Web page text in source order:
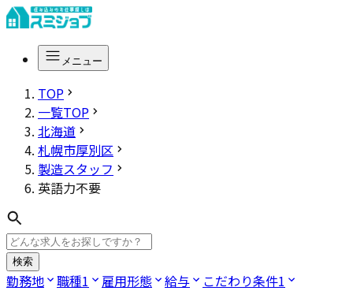
メニュー
TOP
一覧TOP
北海道
札幌市厚別区
製造スタッフ
英語力不要
検索
勤務地 職種1 雇用形態 給与 こだわり条件1